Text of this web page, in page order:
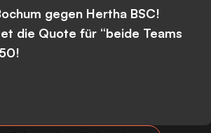
gegen Hertha BSC!
die Quote für “beide Teams